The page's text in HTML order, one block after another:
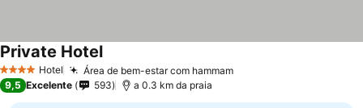
4 EstrelasHotel Área de bem-estar com hammam
Private Hotel
9,5 Excelente 593 a 0.3 km da praia